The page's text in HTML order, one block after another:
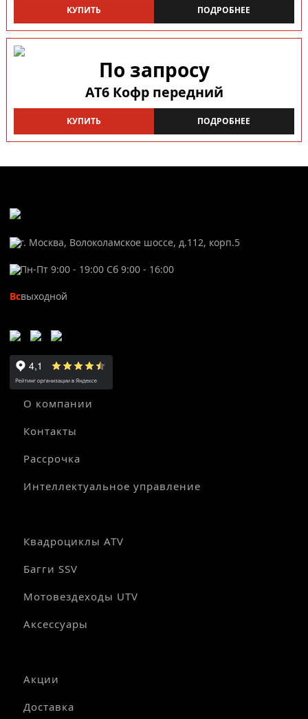
КУПИТЬ ПОДРОБНЕЕ
По запросу
AT6 Кофр передний
КУПИТЬ ПОДРОБНЕЕ
г. Москва, Волоколамское шоссе, д.112, корп.5
Пн-Пт 9:00 - 19:00 Сб 9:00 - 16:00
Всвыходной
О компании
Контакты
Рассрочка
Интеллектуальное управление
Квадроциклы ATV
Багги SSV
Мотовездеходы UTV
Аксессуары
Акции
Доставка